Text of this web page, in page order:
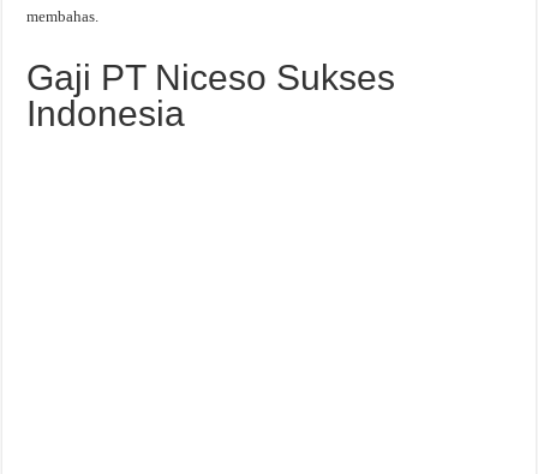
membahas.
Gaji PT Niceso Sukses
Indonesia